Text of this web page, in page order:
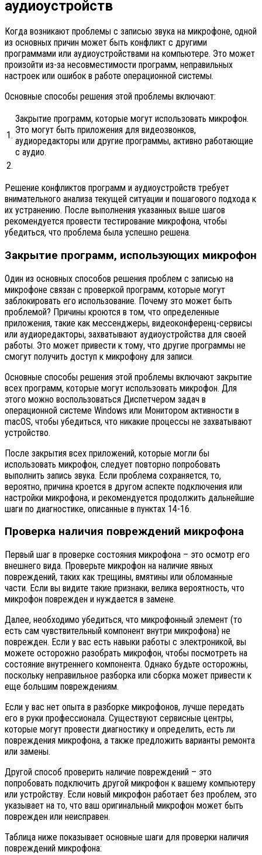
аудиоустройств
Когда возникают проблемы с записью звука на микрофоне, одной
из основных причин может быть конфликт с другими
программами или аудиоустройствами на компьютере. Это может
произойти из-за несовместимости программ, неправильных
настроек или ошибок в работе операционной системы.
Основные способы решения этой проблемы включают:
1.
Закрытие программ, которые могут использовать микрофон.
Это могут быть приложения для видеозвонков,
аудиоредакторы или другие программы, активно работающие
с аудио.
2.
Решение конфликтов программ и аудиоустройств требует
внимательного анализа текущей ситуации и пошагового подхода к
их устранению. После выполнения указанных выше шагов
рекомендуется провести тестирование микрофона, чтобы
убедиться, что проблема была успешно решена.
Закрытие программ, использующих микрофон
Один из основных способов решения проблем с записью на
микрофоне связан с проверкой программ, которые могут
заблокировать его использование. Почему это может быть
проблемой? Причины кроются в том, что определенные
приложения, такие как мессенджеры, видеоконференц-сервисы
или аудиоредакторы, захватывают аудиоустройства для своей
работы. Это может привести к тому, что другие программы не
смогут получить доступ к микрофону для записи.
Основные способы решения этой проблемы включают закрытие
всех программ, которые могут использовать микрофон. Для
этого можно воспользоваться Диспетчером задач в
операционной системе Windows или Монитором активности в
macOS, чтобы убедиться, что никакие процессы не захватывают
устройство.
После закрытия всех приложений, которые могли бы
использовать микрофон, следует повторно попробовать
выполнить запись звука. Если проблема сохраняется, то,
вероятно, причина кроется в другом аспекте подключения или
настройки микрофона, и рекомендуется продолжить дальнейшие
шаги по диагностике, описанные в пунктах 14-16.
Проверка наличия повреждений микрофона
Первый шаг в проверке состояния микрофона – это осмотр его
внешнего вида. Проверьте микрофон на наличие явных
повреждений, таких как трещины, вмятины или обломанные
части. Если вы видите такие признаки, велика вероятность, что
микрофон поврежден и нуждается в замене.
Далее, необходимо убедиться, что микрофонный элемент (то
есть сам чувствительный компонент внутри микрофона) не
поврежден. Если у вас есть навыки работы с электроникой, вы
можете осторожно разобрать микрофон, чтобы посмотреть на
состояние внутреннего компонента. Однако будьте осторожны,
поскольку неправильное разборка или сборка может привести к
еще большим повреждениям.
Если у вас нет опыта в разборке микрофонов, лучше передать
его в руки профессионала. Существуют сервисные центры,
которые могут провести диагностику и определить, есть ли
повреждения микрофона, а также предложить варианты ремонта
или замены.
Другой способ проверить наличие повреждений – это
попробовать подключить другой микрофон к вашему компьютеру
или устройству. Если новый микрофон работает без проблем, это
указывает на то, что ваш оригинальный микрофон может быть
поврежден или неисправен.
Таблица ниже показывает основные шаги для проверки наличия
повреждений микрофона: